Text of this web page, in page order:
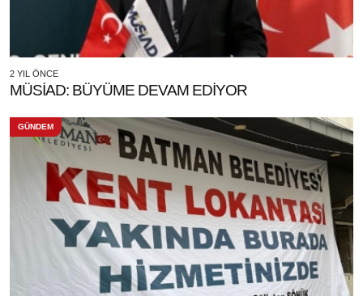
2 YIL ÖNCE
MÜSİAD: BÜYÜME DEVAM EDİYOR
GÜNDEM